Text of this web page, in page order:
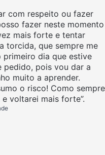
com respeito ou fazer
fazer neste momento
mais forte e tentar
torcida, que sempre me
dia que estive
pedido, pois vou dar a
muito a aprender.
o risco! Como sempre
voltarei mais forte”.